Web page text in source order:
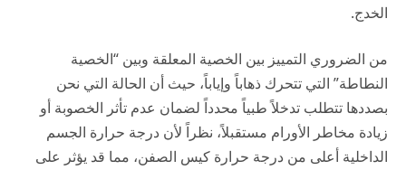
الخدج.
من الضروري التمييز بين الخصية المعلقة وبين “الخصية
النطاطة” التي تتحرك ذهاباً وإياباً، حيث أن الحالة التي نحن
بصددها تتطلب تدخلاً طبياً محدداً لضمان عدم تأثر الخصوبة أو
زيادة مخاطر الأورام مستقبلاً، نظراً لأن درجة حرارة الجسم
الداخلية أعلى من درجة حرارة كيس الصفن، مما قد يؤثر على